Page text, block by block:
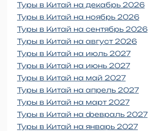
Туры в Китай на декабрь 2026
Туры в Китай на ноябрь 2026
Туры в Китай на сентябрь 2026
Туры в Китай на август 2026
Туры в Китай на июль 2027
Туры в Китай на июнь 2027
Туры в Китай на май 2027
Туры в Китай на апрель 2027
Туры в Китай на март 2027
Туры в Китай на февраль 2027
Туры в Китай на январь 2027